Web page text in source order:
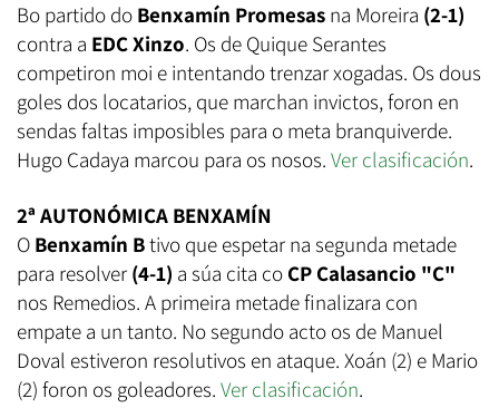
Bo partido do Benxamín Promesas na Moreira (2-1)
contra a EDC Xinzo. Os de Quique Serantes
competiron moi e intentando trenzar xogadas. Os dous
goles dos locatarios, que marchan invictos, foron en
sendas faltas imposibles para o meta branquiverde.
Hugo Cadaya marcou para os nosos. Ver clasificación.
2ª AUTONÓMICA BENXAMÍN
O Benxamín Btivo que espetar na segunda metade
para resolver (4-1) a súa cita co CP Calasancio "C"
nos Remedios. A primeira metade finalizara con
empate a un tanto. No segundo acto os de Manuel
Doval estiveron resolutivos en ataque. Xoán (2) e Mario
(2) foron os goleadores. Ver clasificación.